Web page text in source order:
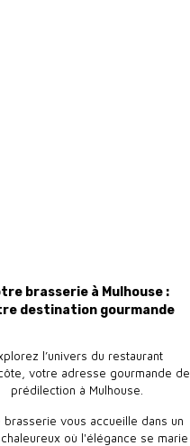
brasserie à Mulhouse :
destination gourmande
l’univers du restaurant
votre adresse gourmande de
prédilection à Mulhouse.
brasserie vous accueille dans un
où l'élégance se marie